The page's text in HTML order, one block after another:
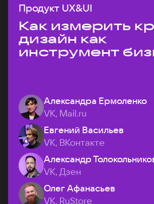
Продукт UX&UI
Как измерить
дизайн как
инструмент
Александра Ермоленко
VK, Mail.ru
Евгений Васильев
VK, ВКонтакте
Александр
VK, Дзен
Олег Афанасьев
VK, RuStore